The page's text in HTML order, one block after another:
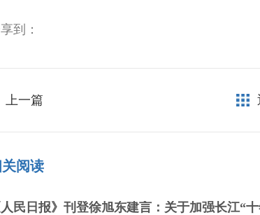
到：
上一篇
阅读
人民日报》刊登徐旭东建言：关于加强长江“